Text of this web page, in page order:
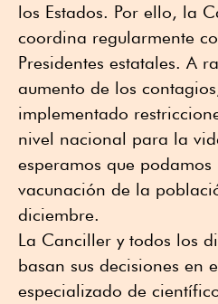
los Estados. Por ello, la
coordina regularmente
Presidentes estatales. A
aumento de los
implementado
nivel nacional para la
esperamos que
vacunación de la
diciembre.
La Canciller y todos los
basan sus decisiones en
especializado de